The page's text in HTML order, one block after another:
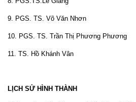
9. PGS. TS. Võ Văn Nhơn
10. PGS. TS. Trần Thị Phương Phương
11. TS. Hồ Khánh Vân
LỊCH SỬ HÌNH THÀNH